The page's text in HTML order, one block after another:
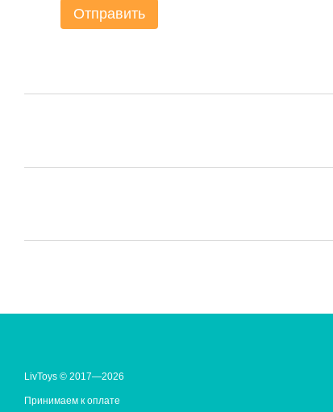
Отправить
LivToys © 2017—2026
Принимаем к оплате